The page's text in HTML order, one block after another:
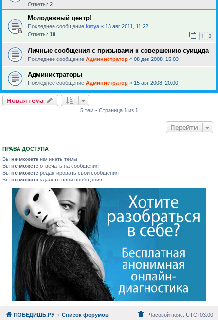
Ответы: 2
Молодежный центр!
Последнее сообщение katya « 13 авг 2011, 11:22
Ответы: 18 1 2
Личные сообщения с призывами к совершению суицида
Последнее сообщение Администратор « 08 дек 2008, 15:03
Администраторы
Последнее сообщение Администратор « 15 авг 2008, 20:00
Новая тема
5 тем • Страница 1 из 1
Перейти
ПРАВА ДОСТУПА
Вы не можете начинать темы
Вы не можете отвечать на сообщения
Вы не можете редактировать свои сообщения
Вы не можете удалять свои сообщения
ПОБЕДИШЬ.РУ Список форумов Часовой пояс: UTC+03:00